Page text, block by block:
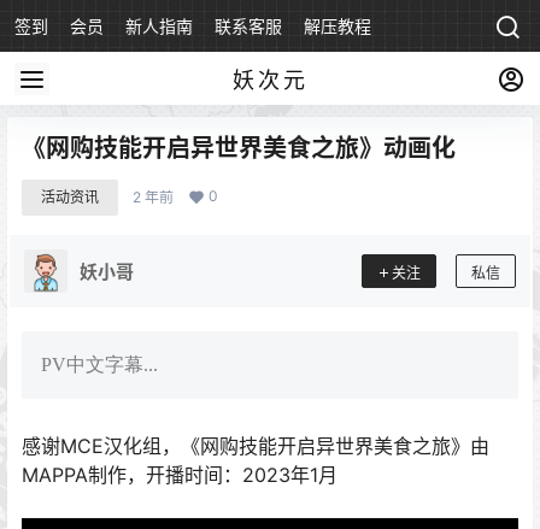
签到 会员 新人指南 联系客服 解压教程
妖次元
《网购技能开启异世界美食之旅》动画化
活动资讯 2 年前 0
妖小哥 关注 私信
PV中文字幕...
感谢MCE汉化组，《网购技能开启异世界美食之旅》由
MAPPA制作，开播时间：2023年1月